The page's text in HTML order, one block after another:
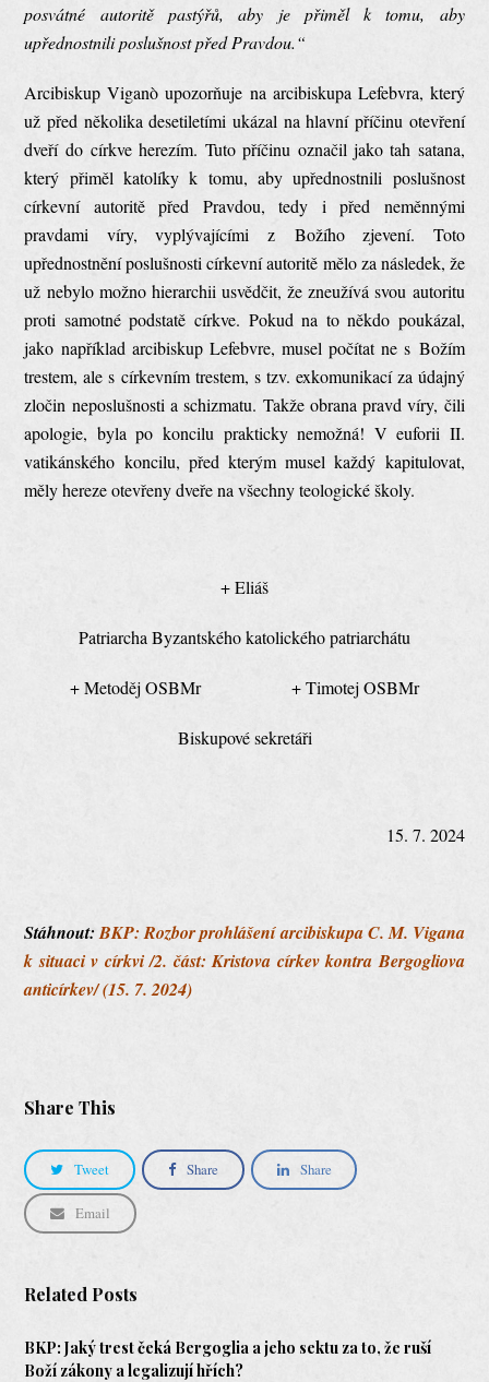
posvátné autoritě pastýřů, aby je přiměl k tomu, aby
upřednostnili poslušnost před Pravdou.“
Arcibiskup Viganò upozorňuje na arcibiskupa Lefebvra, který
už před několika desetiletími ukázal na hlavní příčinu otevření
dveří do církve herezím. Tuto příčinu označil jako tah satana,
který přiměl katolíky k tomu, aby upřednostnili poslušnost
církevní autoritě před Pravdou, tedy i před neměnnými
pravdami víry, vyplývajícími z Božího zjevení. Toto
upřednostnění poslušnosti církevní autoritě mělo za následek, že
už nebylo možno hierarchii usvědčit, že zneužívá svou autoritu
proti samotné podstatě církve. Pokud na to někdo poukázal,
jako například arcibiskup Lefebvre, musel počítat ne s Božím
trestem, ale s církevním trestem, s tzv. exkomunikací za údajný
zločin neposlušnosti a schizmatu. Takže obrana pravd víry, čili
apologie, byla po koncilu prakticky nemožná! V euforii II.
vatikánského koncilu, před kterým musel každý kapitulovat,
měly hereze otevřeny dveře na všechny teologické školy.
+ Eliáš
Patriarcha Byzantského katolického patriarchátu
+ Metoděj OSBMr + Timotej OSBMr
Biskupové sekretáři
15. 7. 2024
Stáhnout:BKP: Rozbor prohlášení arcibiskupa C. M. Vigana
k situaci v církvi /2. část: Kristova církev kontra Bergogliova
anticírkev/ (15. 7. 2024)
Share This
Tweet Share Share
Email
Related Posts
BKP: Jaký trest čeká Bergoglia a jeho sektu za to, že ruší
Boží zákony a legalizují hřích?